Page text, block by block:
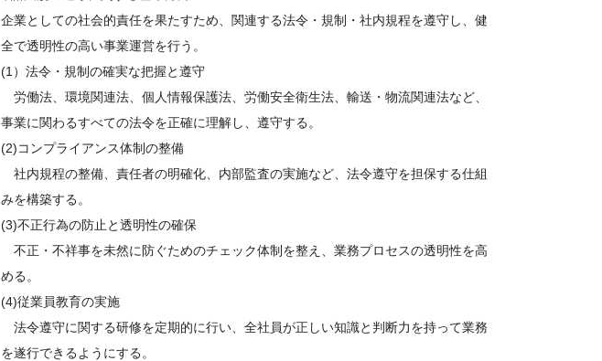
企業としての社会的責任を果たすため、関連する法令・規制・社内規程を遵守し、健
全で透明性の高い事業運営を行う。
(1）法令・規制の確実な把握と遵守
労働法、環境関連法、個人情報保護法、労働安全衛生法、輸送・物流関連法など、
事業に関わるすべての法令を正確に理解し、遵守する。
(2)コンプライアンス体制の整備
社内規程の整備、責任者の明確化、内部監査の実施など、法令遵守を担保する仕組
みを構築する。
(3)不正行為の防止と透明性の確保
不正・不祥事を未然に防ぐためのチェック体制を整え、業務プロセスの透明性を高
める。
(4)従業員教育の実施
法令遵守に関する研修を定期的に行い、全社員が正しい知識と判断力を持って業務
を遂行できるようにする。